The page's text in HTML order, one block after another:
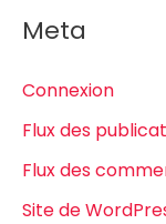
Meta
Connexion
Flux des
Flux des
Site de